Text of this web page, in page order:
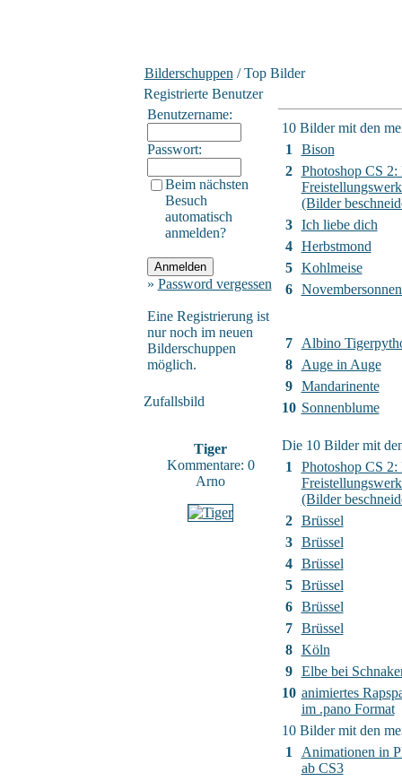
Bilderschuppen / Top Bilder
Registrierte Benutzer
Benutzername:
Passwort:
Beim nächsten
Besuch
automatisch
anmelden?
» Password vergessen
Eine Registrierung ist
nur noch im neuen
Bilderschuppen
möglich.
Zufallsbild
Tiger
Kommentare: 0
Arno
10 Bilder mit den
1
Bison
2
Photoshop CS 2:
(Bilder
3
Ich liebe dich
4
Herbstmond
5
Kohlmeise
6
7
Albino
8
Auge in Auge
9
Mandarinente
10 Sonnenblume
Die 10 Bilder mit
1
Photoshop CS 2:
(Bilder
2
Brüssel
3
Brüssel
4
Brüssel
5
Brüssel
6
Brüssel
7
Brüssel
8
Köln
9
Elbe bei
10 animiertes
im .pano Format
10 Bilder mit den
1
Animationen in
ab CS3